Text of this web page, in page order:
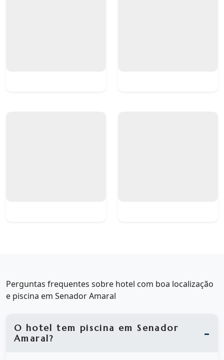
Perguntas frequentes sobre hotel com boa localização
e piscina em Senador Amaral
O hotel tem piscina em Senador
Amaral?